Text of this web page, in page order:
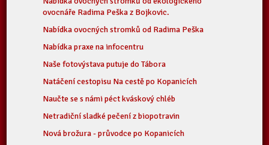
ovocnáře Radima Peška z Bojkovic.
Nabídka ovocných stromků od Radima Peška
Nabídka praxe na infocentru
Naše fotovýstava putuje do Tábora
Natáčení cestopisu Na cestě po Kopanicích
Naučte se s námi péct kváskový chléb
Netradiční sladké pečení z biopotravin
Nová brožura - průvodce po Kopanicích